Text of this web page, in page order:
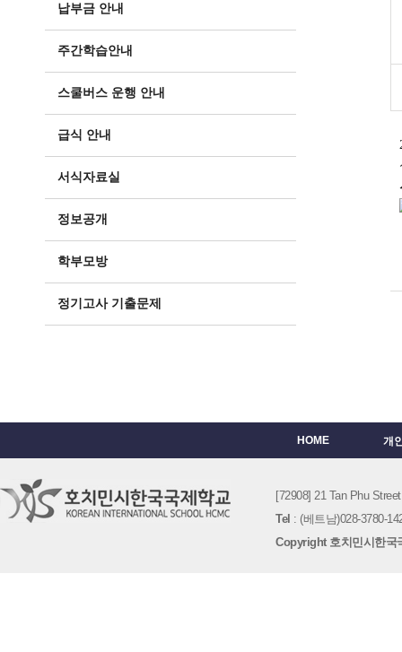
납부금 안내
주간학습안내
스쿨버스 운행 안내
급식 안내
서식자료실
정보공개
학부모방
정기고사 기출문제
HOME 개
[72908] 21 Tan Phu
Tel : (베트남)028-3780-
Copyright 호치민시한국